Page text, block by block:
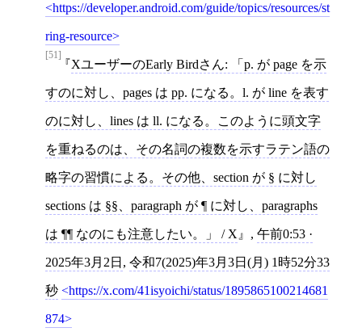
https://developer.android.com/guide/topics/resources/st
ring-resource
[51]
XユーザーのEarly Birdさん: 「p. が page を示
すのに対し、pages は pp. になる。l. が line を表す
のに対し、lines は ll. になる。このように頭文字
を重ねるのは、その名詞の複数を示すラテン語の
略字の習慣による。その他、section が § に対し
sections は §§、paragraph が ¶ に対し、paragraphs
は ¶¶ なのにも注意したい。」 / X , 午前0:53 ·
2025年3月2日 , 令和7(2025)年3月3日(月) 1時52分33
秒 https://x.com/41isyoichi/status/1895865100214681
874